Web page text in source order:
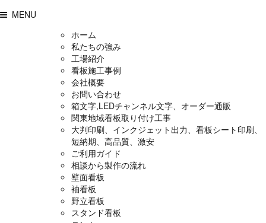
MENU
ホーム
私たちの強み
工場紹介
看板施工事例
会社概要
お問い合わせ
箱文字,LEDチャンネル文字、オーダー通販
関東地域看板取り付け工事
大判印刷、インクジェット出力、看板シート印刷、
短納期、高品質、激安
ご利用ガイド
相談から製作の流れ
壁面看板
袖看板
野立看板
スタンド看板